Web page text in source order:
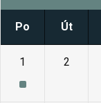
Po Út
1 2